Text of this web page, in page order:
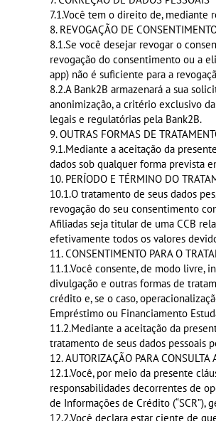
7.1.Você tem o direito de, mediante
8. REVOGAÇÃO DE
8.1.Se você desejar revogar o
revogação do consentimento ou a
app) não é suficiente para a
8.2.A Bank2B armazenará a sua
anonimização, a critério exclusivo
legais e regulatórias pela Bank2B.
9. OUTRAS FORMAS DE
9.1.Mediante a aceitação da
dados sob qualquer forma prevista
10. PERÍODO E TÉRMINO DO
10.1.O tratamento de seus dados
revogação do seu consentimento
Afiliadas seja titular de uma CCB
efetivamente todos os valores
11. CONSENTIMENTO PARA O
11.1.Você consente, de modo livre,
divulgação e outras formas de
crédito e, se o caso,
Empréstimo ou Financiamento
11.2.Mediante a aceitação da
tratamento de seus dados pessoais
12. AUTORIZAÇÃO PARA CONSULTA
12.1.Você, por meio da presente
responsabilidades decorrentes de
de Informações de Crédito (“SCR”),
12.2.Você declara estar ciente de